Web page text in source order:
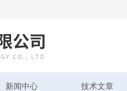
新闻中心 技术文章